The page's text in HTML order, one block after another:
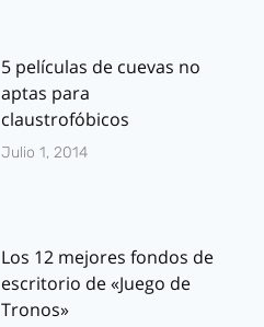
5 películas de cuevas no
aptas para
claustrofóbicos
Julio 1, 2014
Los 12 mejores fondos de
escritorio de «Juego de
Tronos»